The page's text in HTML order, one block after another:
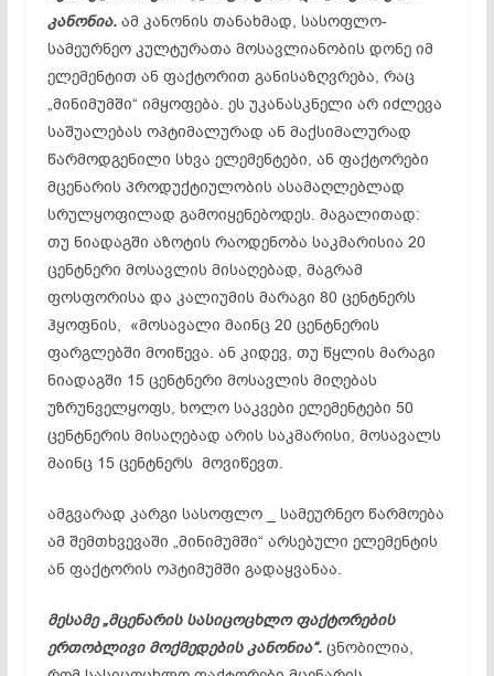
კანონია.ამ კანონის თანახმად, სასოფლო-
სამეურნეო კულტურათა მოსავლიანობის დონე იმ
ელემენტით ან ფაქტორით განისაზღვრება, რაც
„მინიმუმში“ იმყოფება. ეს უკანასკნელი არ იძლევა
საშუალებას ოპტიმალურად ან მაქსიმალურად
წარმოდგენილი სხვა ელემენტები, ან ფაქტორები
მცენარის პროდუქტიულობის ასამაღლებლად
სრულყოფილად გამოიყენებოდეს. მაგალითად:
თუ ნიადაგში აზოტის რაოდენობა საკმარისია 20
ცენტნერი მოსავლის მისაღებად, მაგრამ
ფოსფორისა და კალიუმის მარაგი 80 ცენტნერს
ჰყოფნის, «მოსავალი მაინც 20 ცენტნერის
ფარგლებში მოიწევა. ან კიდევ, თუ წყლის მარაგი
ნიადაგში 15 ცენტნერი მოსავლის მიღებას
უზრუნველყოფს, ხოლო საკვები ელემენტები 50
ცენტნერისმისაღებად არის საკმარისი, მოსავალს
მაინც 15 ცენტნერსმოვიწევთ.
ამგვარად კარგი სასოფლო _ სამეურნეო წარმოება
ამ შემთხვევაში „მინიმუმში“ არსებული ელემენტის
ან ფაქტორის ოპტიმუმში გადაყვანაა.
მესამე „მცენარის სასიცოცხლო ფაქტორების
ერთობლივი მოქმედების კანონია“.ცნობილია,